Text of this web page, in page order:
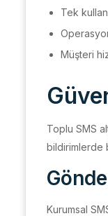
Tek
Müşteri
Toplu SMS
bildirimlerde
Kurumsal